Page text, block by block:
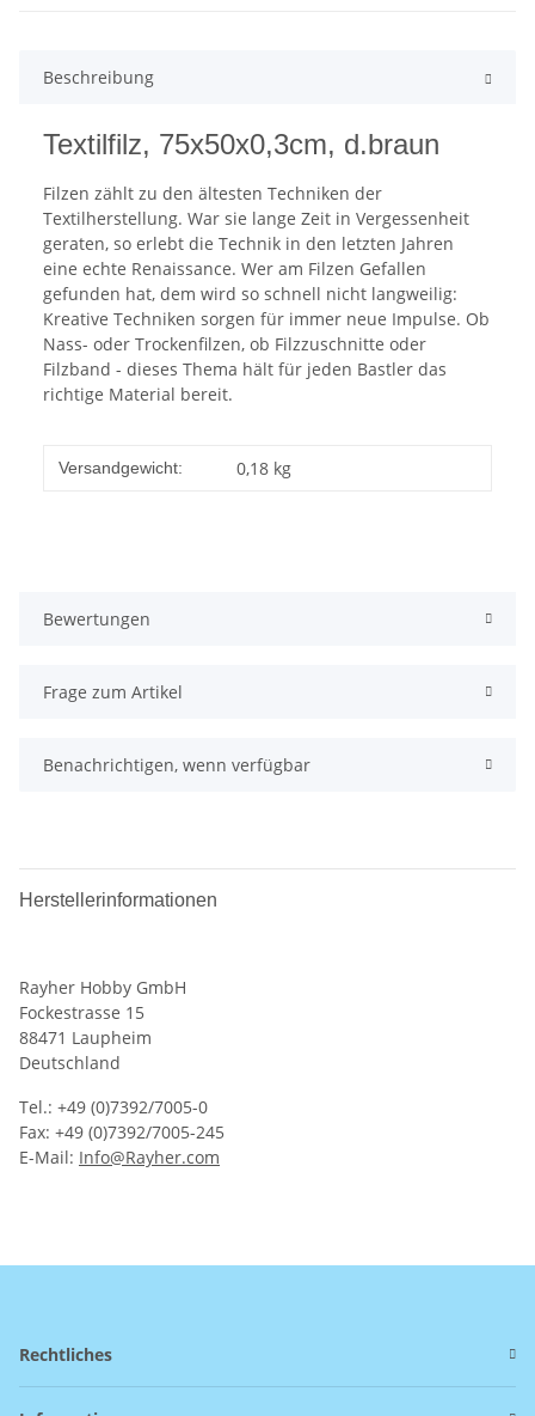
Beschreibung
Textilfilz, 75x50x0,3cm, d.braun
Filzen zählt zu den ältesten Techniken der
Textilherstellung. War sie lange Zeit in Vergessenheit
geraten, so erlebt die Technik in den letzten Jahren
eine echte Renaissance. Wer am Filzen Gefallen
gefunden hat, dem wird so schnell nicht langweilig:
Kreative Techniken sorgen für immer neue Impulse. Ob
Nass- oder Trockenfilzen, ob Filzzuschnitte oder
Filzband - dieses Thema hält für jeden Bastler das
richtige Material bereit.
Versandgewicht: 0,18 kg
Bewertungen
Frage zum Artikel
Benachrichtigen, wenn verfügbar
Herstellerinformationen
Rayher Hobby GmbH
Fockestrasse 15
88471 Laupheim
Deutschland
Tel.: +49 (0)7392/7005-0
Fax: +49 (0)7392/7005-245
E-Mail: Info@Rayher.com
Rechtliches